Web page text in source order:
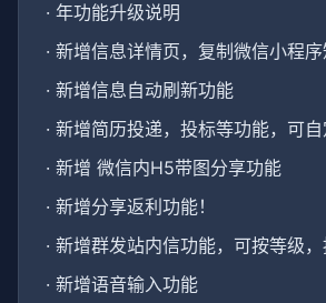
· 年功能升级说明
· 新增信息详情页，复制微信小程
· 新增信息自动刷新功能
· 新增简历投递，投标等功能，可
· 新增 微信内H5带图分享功能
· 新增分享返利功能！
· 新增群发站内信功能，可按等级
· 新增语音输入功能